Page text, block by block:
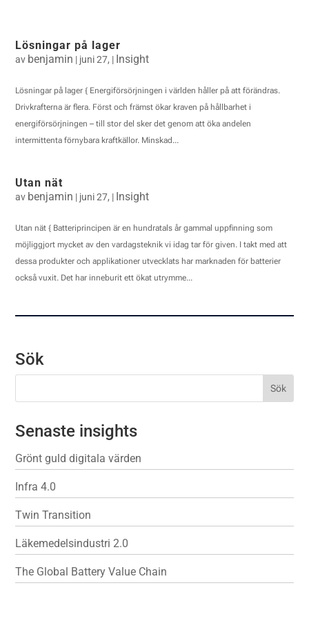
Lösningar på lager
av benjamin | juni 27, | Insight
Lösningar på lager { Energiförsörjningen i världen håller på att förändras.
Drivkrafterna är flera. Först och främst ökar kraven på hållbarhet i
energiförsörjningen – till stor del sker det genom att öka andelen
intermittenta förnybara kraftkällor. Minskad...
Utan nät
av benjamin | juni 27, | Insight
Utan nät { Batteriprincipen är en hundratals år gammal uppfinning som
möjliggjort mycket av den vardagsteknik vi idag tar för given. I takt med att
dessa produkter och applikationer utvecklats har marknaden för batterier
också vuxit. Det har inneburit ett ökat utrymme...
Sök
Senaste insights
Grönt guld digitala värden
Infra 4.0
Twin Transition
Läkemedelsindustri 2.0
The Global Battery Value Chain